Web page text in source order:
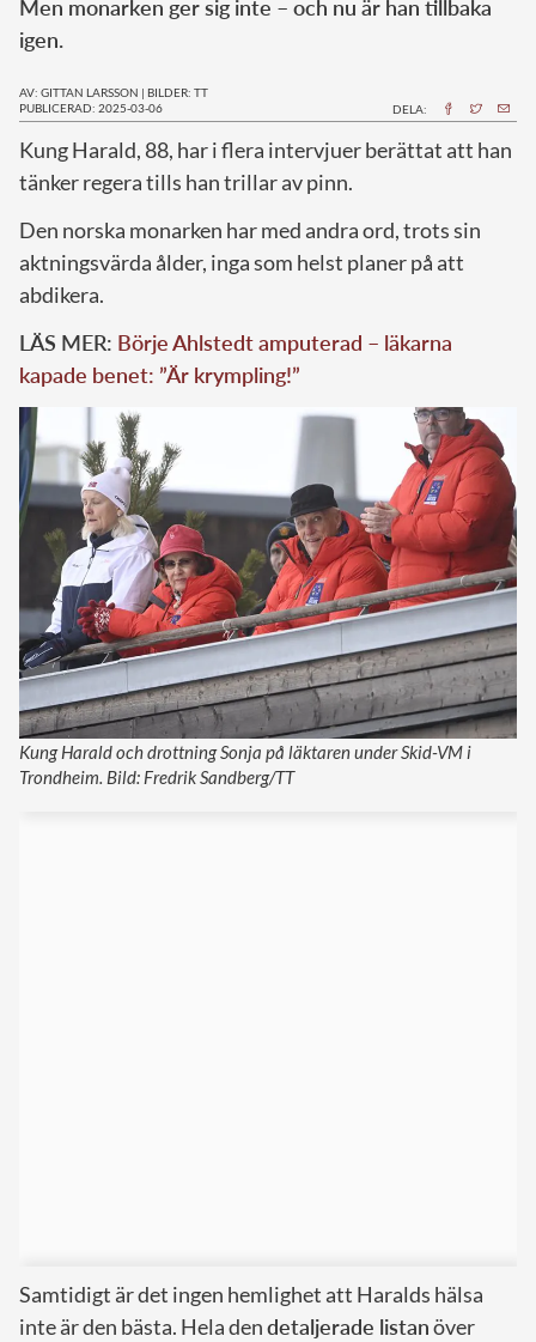
Men monarken ger sig inte – och nu är han tillbaka
igen.
AV: GITTAN LARSSON | BILDER: TT
PUBLICERAD: 2025-03-06
DELA:
Kung Harald, 88, har i flera intervjuer berättat att han
tänker regera tills han trillar av pinn.
Den norska monarken har med andra ord, trots sin
aktningsvärda ålder, inga som helst planer på att
abdikera.
LÄS MER: Börje Ahlstedt amputerad – läkarna
kapade benet: ”Är krympling!”
Kung Harald och drottning Sonja på läktaren under Skid-VM i
Trondheim. Bild: Fredrik Sandberg/TT
Samtidigt är det ingen hemlighet att Haralds hälsa
inte är den bästa. Hela dendetaljerade listanöver